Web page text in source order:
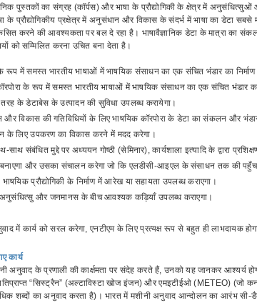
पुस्तकों का संग्रह (कॉर्पस) और भाषा के प्रौद्योगिकी के क्षेत्र में
के प्रौद्योगिकीय प्रक्षेत्र में अनुसंधान और विकास के संदर्भ में भाषा का डेटा
करने की आवश्यकता पर बल दे रहा है। भाषावैज्ञानिक डेटा के मात्रा का
को सम्मिलित करना उचित बना देता है।
रूप में समस्त भारतीय भाषाओं में भाषयिक संसाधन का एक संचित भंडार का
के रूप में समस्त भारतीय भाषाओं में भाषयिक संसाधन का एक संचित भंडार का
तरह के डेटाबेस के उत्पादन की सुविधा उपलब्ध करायेगा।
और विकास की गतिविधियों के लिए भाषयिक कॉरपोरा के डेटा का संकलन और
लिए उपकरण का विकास करने में मदद करेगा।
संबंधित मुद्दे पर अध्ययन गोष्ठी (सेमिनार), कार्यशाला इत्यादि के द्वारा
और उसका संचालन करेगा जो कि एलडीसी-आइएल के संसाधन तक की पहुँच के
प्रौद्योगिकी के निर्माण में आरेख या सहायता उपलब्ध कराएगा।
अनुसंधित्सु और जनमानस के बीच आवश्यक कड़ियाँ उपलब्ध कराएगा।
में कार्य को सरल करेगा, एनटीएम के लिए प्रत्यक्ष रूप से बहुत ही लाभदायक
कार्य
अनुवाद के प्रणाली की कार्क्षमता पर संदेह करते हैं, उनको यह जानकर आश्यर्य
“सिस्ट्रैन” (अल्टाविस्टा खोज इंजन) और एमइटीईओ (METEO) (जो
शब्दों का अनुवाद करता है)। भारत में मशीनी अनुवाद आन्दोलन का आरंभ सी-डैक